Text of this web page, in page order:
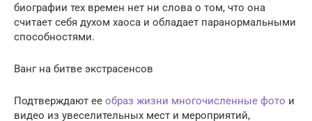
биографии тех времен нет ни слова о том, что она
считает себя духом хаоса и обладает паранормальными
способностями.
Ванг на битве экстрасенсов
Подтверждают ее образ жизни многочисленные фото и
видео из увеселительных мест и мероприятий,